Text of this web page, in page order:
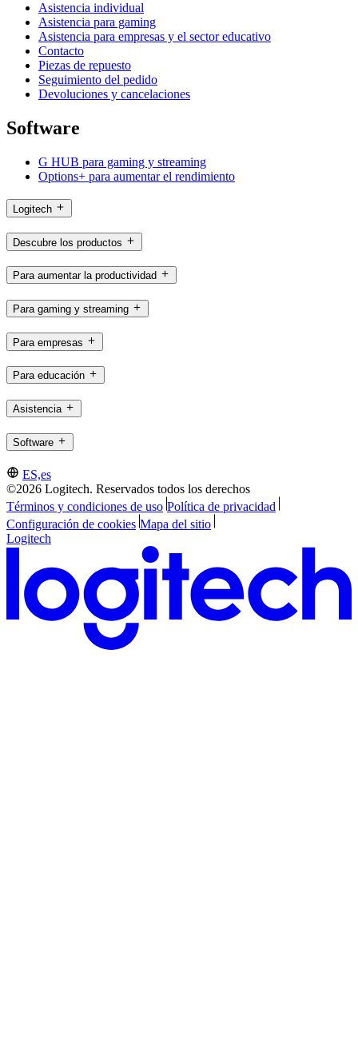
Asistencia individual
Asistencia para gaming
Asistencia para empresas y el sector educativo
Contacto
Piezas de repuesto
Seguimiento del pedido
Devoluciones y cancelaciones
Software
G HUB para gaming y streaming
Options+ para aumentar el rendimiento
Logitech
Descubre los productos
Para aumentar la productividad
Para gaming y streaming
Para empresas
Para educación
Asistencia
Software
ES,es
©2026 Logitech. Reservados todos los derechos
Términos y condiciones de uso Política de privacidad
Configuración de cookies Mapa del sitio
Logitech